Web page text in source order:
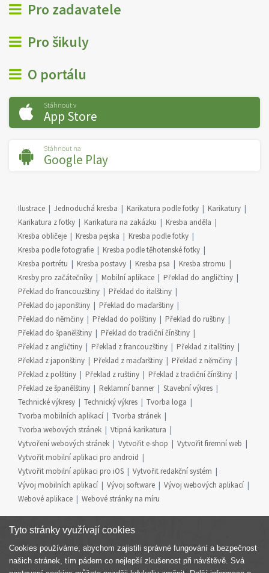
Pro zadavatele
Pro šikuly
O portálu
Stáhnout v
App Store
Stáhnout na
Google Play
Ilustrace Jednoduchá kresba Karikatura podle fotky
Karikatury
Karikatura z fotky
Karikatura na zakázku
Kresba anděla
Kresba obličeje
Kresba pejska
Kresba podle fotky
Kresba podle fotografie
Kresba podle těhotenské fotky
Kresba portrétu
Kresba postavy Kresba psa
Kresba stromu
Kresby pro začátečníky
Mobilní aplikace
Překlad do angličtiny
Překlad do francouzštiny
Překlad do italštiny
Překlad do japonštiny
Překlad do maďarštiny
Překlad do němčiny
Překlad do polštiny
Překlad do ruštiny
Překlad do španělštiny
Překlad do tradiční čínštiny
Překlad z angličtiny
Překlad z francouzštiny
Překlad z italštiny
Překlad z japonštiny
Překlad z maďarštiny
Překlad z němčiny
Překlad z polštiny
Překlad z ruštiny
Překlad z tradiční čínštiny
Překlad ze španělštiny
Reklamní banner
Stavební výkres
Technické výkresy
Technický výkres
Tvorba loga
Tvorba mobilních aplikací
Tvorba stránek
Tvorba webových stránek
Vtipná karikatura
Vytvoření webových stránek
Vytvořit e-shop
Vytvořit firemní web
Vytvořit mobilní aplikaci pro android
Vytvořit mobilní aplikaci pro iOS
Vytvořit redakční systém
Vývoj mobilních aplikací
Vývoj software
Vývoj webových aplikací
Webové aplikace
Webové stránky na míru
Součást skupiny
Tyto stránky využívají cookies
Cookies používáme, abychom zajistili správné fungování a bezpečnost
našich stránek, tím pádem co nejlepší zkušenost při návštěvě. Svá